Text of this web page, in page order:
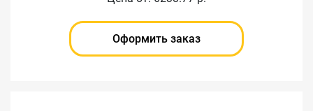
Оформить заказ